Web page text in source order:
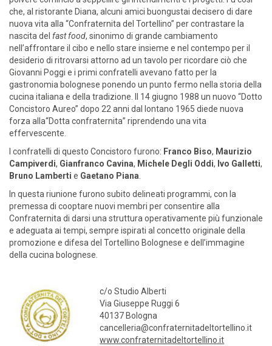
che, al ristorante Diana, alcuni amici buongustai decisero di dare
nuova vita alla “Confraternita del Tortellino” per contrastare la
nascita del fast food, sinonimo di grande cambiamento
nell’affrontare il cibo e nello stare insieme e nel contempo per il
desiderio di ritrovarsi attorno ad un tavolo per ricordare ciò che
Giovanni Poggi e i primi confratelli avevano fatto per la
gastronomia bolognese ponendo un punto fermo nella storia della
cucina italiana e della tradizione. Il 14 giugno 1988 un nuovo “Dotto
Concistoro Aureo” dopo 22 anni dal lontano 1965 diede nuova
forza alla“Dotta confraternita” riprendendo una vita
effervescente.
I confratelli di questo Concistoro furono: Franco Biso, Maurizio
Campiverdi, Gianfranco Cavina, Michele Degli Oddi, Ivo Galletti,
Bruno Lamberti e Gaetano Piana.
In questa riunione furono subito delineati programmi, con la
premessa di cooptare nuovi membri per consentire alla
Confraternita di darsi una struttura operativamente più funzionale
e adeguata ai tempi, sempre ispirati al concetto originale della
promozione e difesa del Tortellino Bolognese e dell’immagine
della cucina bolognese.
c/o Studio Alberti
Via Giuseppe Ruggi 6
40137 Bologna
cancelleria@confraternitadeltortellino.it
www.confraternitadeltortellino.it